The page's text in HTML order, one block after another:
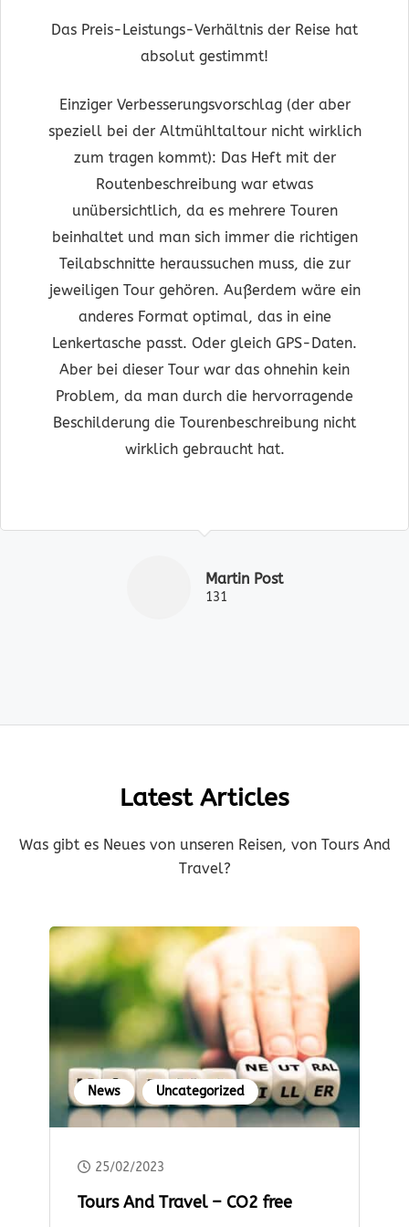
Das Preis-Leistungs-Verhältnis der Reise hat
absolut gestimmt!
Einziger Verbesserungsvorschlag (der aber
speziell bei der Altmühltaltour nicht wirklich
zum tragen kommt): Das Heft mit der
Routenbeschreibung war etwas
unübersichtlich, da es mehrere Touren
beinhaltet und man sich immer die richtigen
Teilabschnitte heraussuchen muss, die zur
jeweiligen Tour gehören. Außerdem wäre ein
anderes Format optimal, das in eine
Lenkertasche passt. Oder gleich GPS-Daten.
Aber bei dieser Tour war das ohnehin kein
Problem, da man durch die hervorragende
Beschilderung die Tourenbeschreibung nicht
wirklich gebraucht hat.
Martin Post
131
Latest Articles
Was gibt es Neues von unseren Reisen, von Tours And
Travel?
News Uncategorized
25/02/2023
Tours And Travel – CO2 free